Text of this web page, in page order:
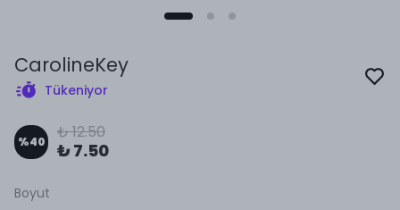
CarolineKey
Tükeniyor
%40 ₺ 12.50
₺ 7.50
Boyut